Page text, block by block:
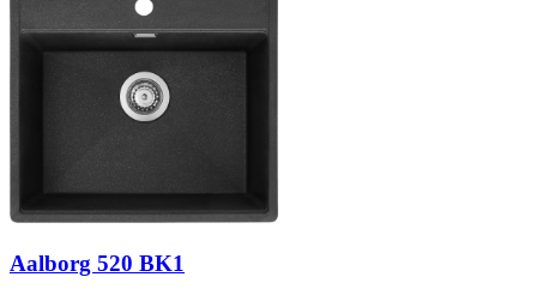
Aalborg 520 BK1